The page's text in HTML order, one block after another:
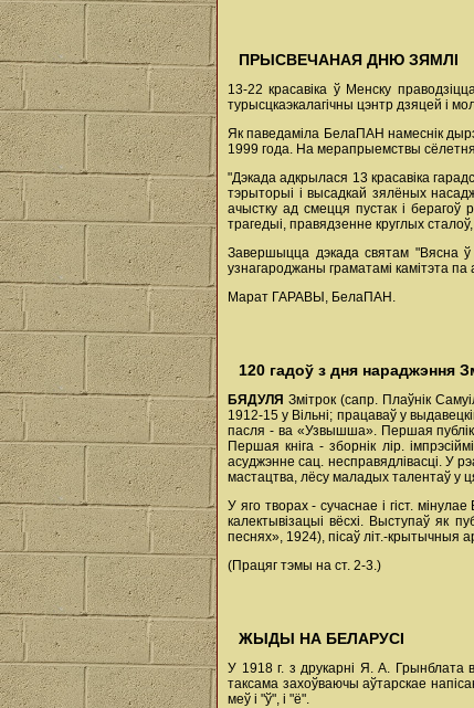
ПРЫСВЕЧАНАЯ ДНЮ ЗЯМЛІ
13-22 красавіка ў Менску
турысцкаэкалагічны цэнтр дзяцей і
Як паведаміла БелаПАН намеснік
1999 года. На мерапрыемствы
"Дэкада адкрылася 13 красавіка
тэрыторыі і высадкай зялёных
ачыстку ад смецця пустак і берагоў
трагедыі, правядзенне круглых
Завершыцца дэкада святам "Вясна
узнагароджаны граматамі камітэта
Марат ГАРАВЫ, БелаПАН.
120 гадоў з дня нараджэння
БЯДУЛЯЗмітрок (сапр. Плаўнік
1912-15 у Вільні; працаваў у
пасля - ва «Узвышша». Першая
Першая кніга - зборнік лір.
асуджэнне сац. несправядлівасці. У
мастацтва, лёсу маладых талентаў у
У яго творах - сучаснае і гіст.
калектывізацыі вёсхі. Выступаў як
песнях», 1924), пісаў літ.-крытычныя
(Працяг тэмы на ст. 2-3.)
ЖЫДЫ НА БЕЛАРУСІ
У 1918 г. з друкарні Я. А.
таксама захоўваючы аўтарскае
меў і "ў", і "ё".